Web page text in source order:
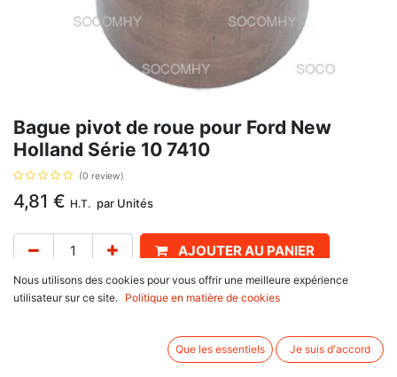
Bague pivot de roue pour Ford New
Holland Série 10 7410
(0 review)
4,81 € H.T. par Unités
AJOUTER AU PANIER
Délai de livraison : 1 semaine
Essieu avant inférieur. Référence : 81802797, C5NN3110A, B.7171. Se
Nous utilisons des cookies pour vous offrir une meilleure expérience
utilisateur sur ce site.
Politique en matière de cookies
Que les essentiels Je suis d'accord